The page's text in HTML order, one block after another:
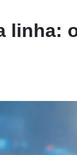
linha: